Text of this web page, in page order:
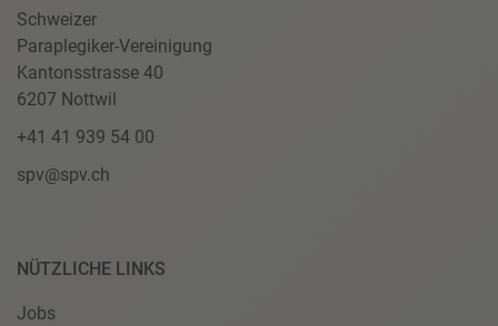
Schweizer
Paraplegiker-Vereinigung
Kantonsstrasse 40
6207 Nottwil
+41 41 939 54 00
spv@spv.ch
NÜTZLICHE LINKS
Jobs